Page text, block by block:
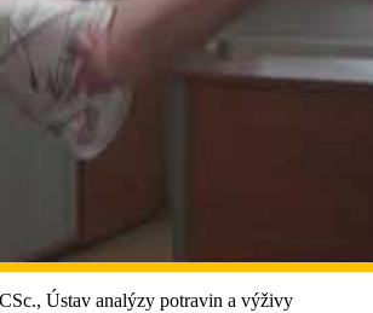
Ústav analýzy potravin a výživy